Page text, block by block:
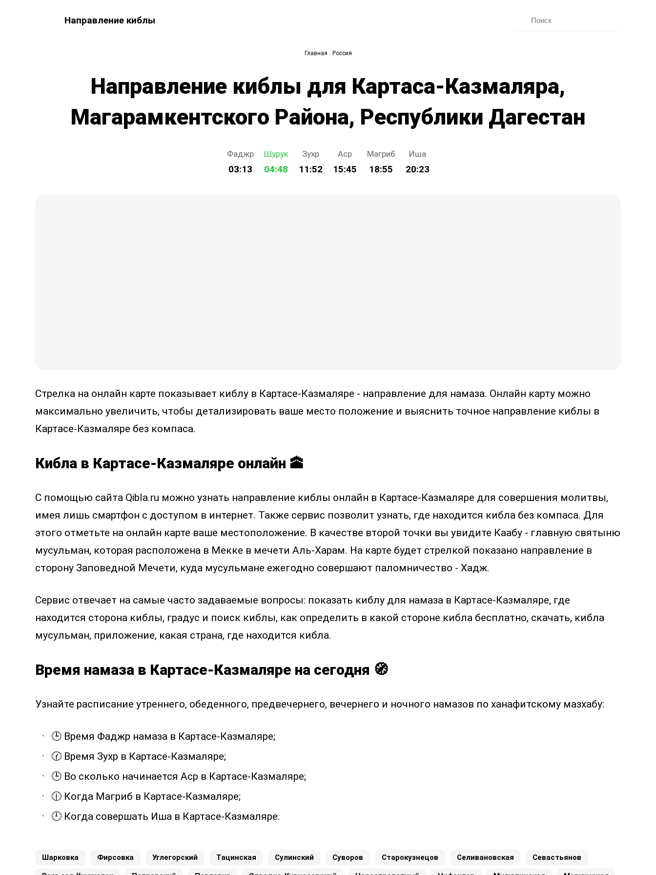
Направление киблы
Главная › Россия
Направление киблы для Картаса-Казмаляра,
Магарамкентского Района, Республики Дагестан
Фаджр
03:13
Шурук
04:48
Зухр
11:52
Аср
15:45
Магриб
18:55
Иша
20:23
Стрелка на онлайн карте показывает киблу в Картасе-Казмаляре - направление для намаза. Онлайн карту можно
максимально увеличить, чтобы детализировать ваше место положение и выяснить точное направление киблы в
Картасе-Казмаляре без компаса.
Кибла в Картасе-Казмаляре онлайн 🕋
С помощью сайта Qibla.ru можно узнать направление киблы онлайн в Картасе-Казмаляре для совершения молитвы,
имея лишь смартфон с доступом в интернет. Также сервис позволит узнать, где находится кибла без компаса. Для
этого отметьте на онлайн карте ваше местоположение. В качестве второй точки вы увидите Каабу - главную святыню
мусульман, которая расположена в Мекке в мечети Аль-Харам. На карте будет стрелкой показано направление в
сторону Заповедной Мечети, куда мусульмане ежегодно совершают паломничество - Хадж.
Сервис отвечает на самые часто задаваемые вопросы: показать киблу для намаза в Картасе-Казмаляре, где
находится сторона киблы, градус и поиск киблы, как определить в какой стороне кибла бесплатно, скачать, кибла
мусульман, приложение, какая страна, где находится кибла.
Время намаза в Картасе-Казмаляре на сегодня 🧭
Узнайте расписание утреннего, обеденного, предвечернего, вечернего и ночного намазов по ханафитскому мазхабу:
🕒 Время Фаджр намаза в Картасе-Казмаляре;
🕜 Время Зухр в Картасе-Казмаляре;
🕒 Во сколько начинается Аср в Картасе-Казмаляре;
🕧 Когда Магриб в Картасе-Казмаляре;
🕛 Когда совершать Иша в Картасе-Казмаляре.
Шарковка Фирсовкa Углегорский Тацинская Сулинский Суворов Старокузнецов Селивановская Севастьянов